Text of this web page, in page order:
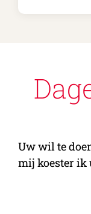
Uw wil te
mij koester ik